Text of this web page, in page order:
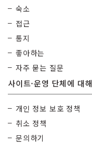
숙소
접근
통지
좋아하는
자주 묻는 질문
사이트·운영 단체에 대해
개인 정보 보호 정책
취소 정책
문의하기